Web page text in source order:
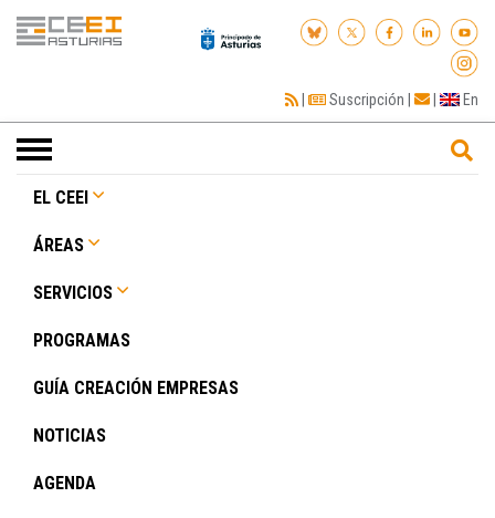
| Suscripción | | En
Toggle
navigation
EL CEEI
ÁREAS
SERVICIOS
PROGRAMAS
GUÍA CREACIÓN EMPRESAS
NOTICIAS
AGENDA